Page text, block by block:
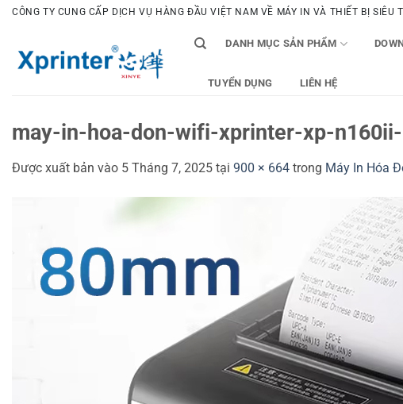
Bỏ
dung
CÔNG TY CUNG CẤP DỊCH VỤ HÀNG ĐẦU VIỆT NAM VỀ MÁY IN VÀ THIẾT BỊ SIÊU
DANH MỤC SẢN PHẨM
TUYỂN DỤNG LIÊN HỆ
may-in-hoa-don-wifi-xprinter-xp-
Được xuất bản vào 5 Tháng 7, 2025 tại 900 × 664 trong Máy In Hóa